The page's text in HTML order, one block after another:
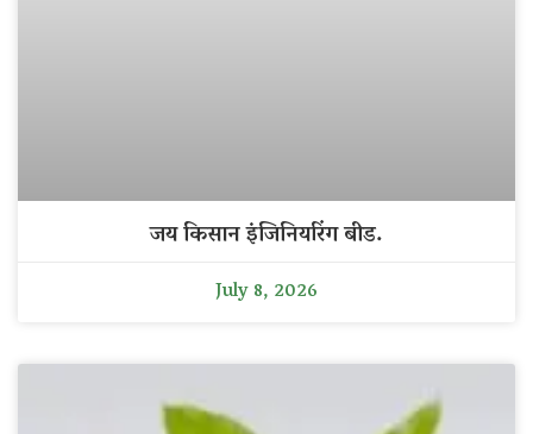
जय किसान इंजिनियरिंग बीड.
July 8, 2026